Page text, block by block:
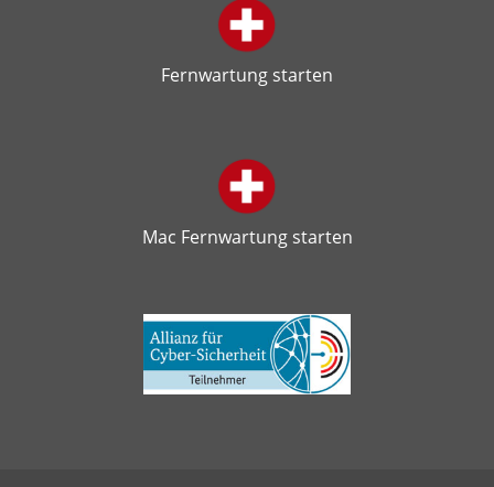
Fernwartung starten
Mac Fernwartung starten